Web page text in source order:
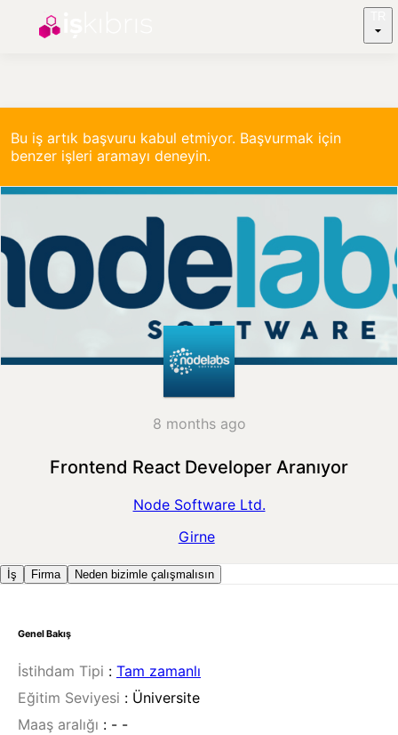
Bu iş artık başvuru kabul etmiyor. Başvurmak için
benzer işleri aramayı deneyin.
8 months ago
Frontend React Developer Aranıyor
Node Software Ltd.
Girne
İş Firma Neden bizimle çalışmalısın
Genel Bakış
İstihdam Tipi : Tam zamanlı
Eğitim Seviyesi : Üniversite
Maaş aralığı : - -